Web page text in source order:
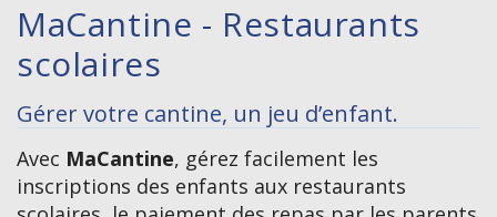
MaCantine - Restaurants
scolaires
Gérer votre cantine, un jeu d’enfant.
Avec MaCantine, gérez facilement les
inscriptions des enfants aux restaurants